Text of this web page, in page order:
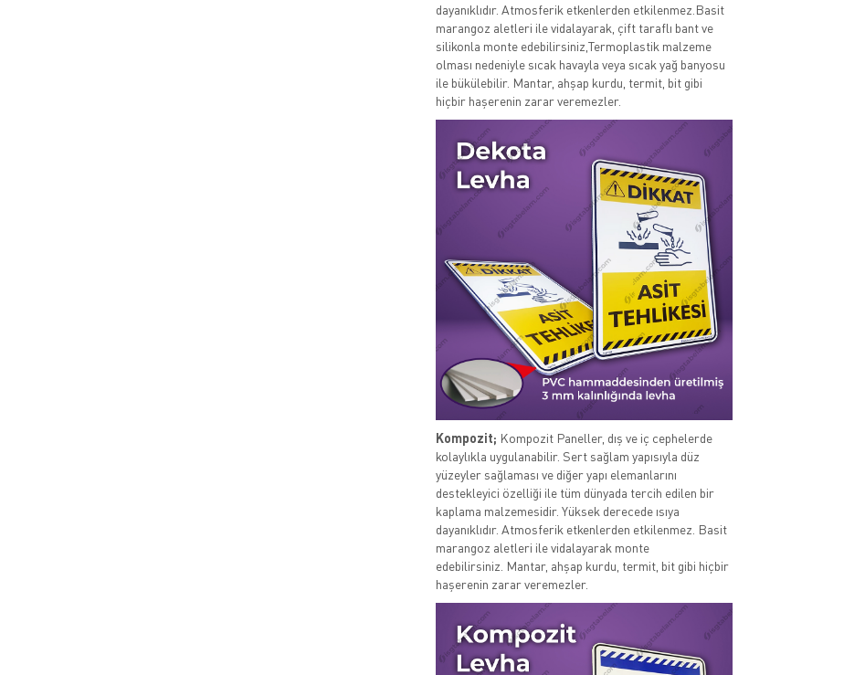
dayanıklıdır. Atmosferik etkenlerden etkilenmez.Basit
marangoz aletleri ile vidalayarak, çift taraflı bant ve
silikonla monte edebilirsiniz,Termoplastik malzeme
olması nedeniyle sıcak havayla veya sıcak yağ banyosu
ile bükülebilir. Mantar, ahşap kurdu, termit, bit gibi
hiçbir haşerenin zarar veremezler.
Kompozit; Kompozit Paneller, dış ve iç cephelerde
kolaylıkla uygulanabilir. Sert sağlam yapısıyla düz
yüzeyler sağlaması ve diğer yapı elemanlarını
destekleyici özelliği ile tüm dünyada tercih edilen bir
kaplama malzemesidir. Yüksek derecede ısıya
dayanıklıdır. Atmosferik etkenlerden etkilenmez. Basit
marangoz aletleri ile vidalayarak monte
edebilirsiniz. Mantar, ahşap kurdu, termit, bit gibi hiçbir
haşerenin zarar veremezler.